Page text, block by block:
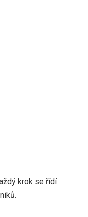
krok se řídí